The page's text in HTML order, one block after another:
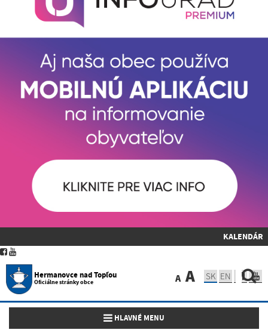
KALENDÁR
Hermanovce nad Topľou
Oficiálne stránky obce A A SK EN
Toggle navigation
HLAVNÉ MENU